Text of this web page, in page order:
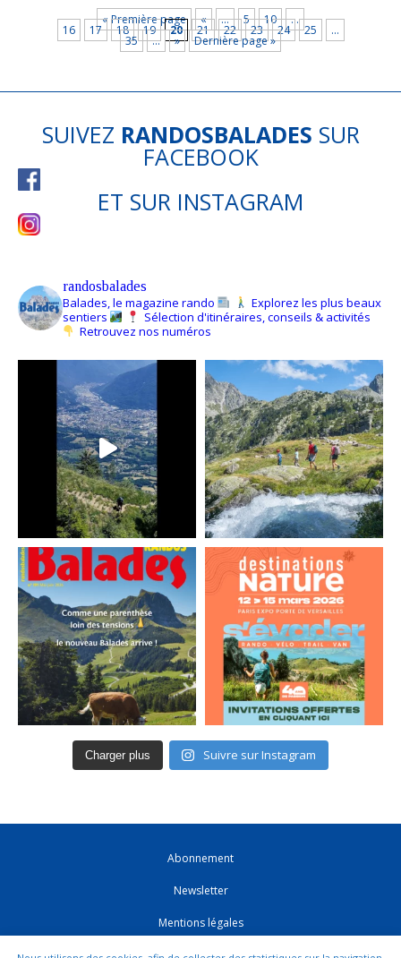
« Première page « … 5 10 …
16 17 18 19 20 21 22 23 24 25 …
35 … » Dernière page »
SUIVEZ RANDOSBALADES SUR
FACEBOOK
ET SUR INSTAGRAM
randosbalades
Balades, le magazine rando
Explorez les plus beaux
sentiers
Sélection d'itinéraires, conseils & activités
Retrouvez nos numéros
Charger plus Suivre sur Instagram
Abonnement
Newsletter
Mentions légales
CGV